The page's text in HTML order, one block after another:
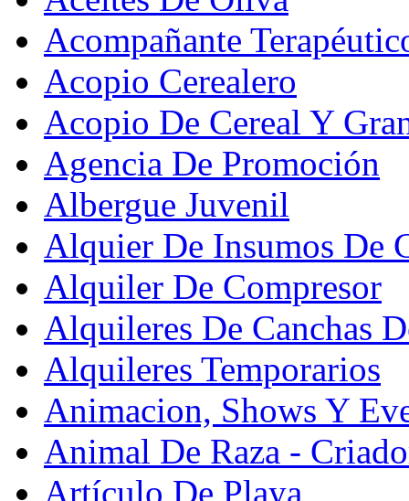
Acompañante
Acopio Cerealero
Acopio De Cereal Y
Agencia De Promoción
Albergue Juvenil
Alquier De Insumos De
Alquiler De Compresor
Alquileres De Canchas
Alquileres Temporarios
Animacion, Shows Y
Animal De Raza -
Artículo De Playa